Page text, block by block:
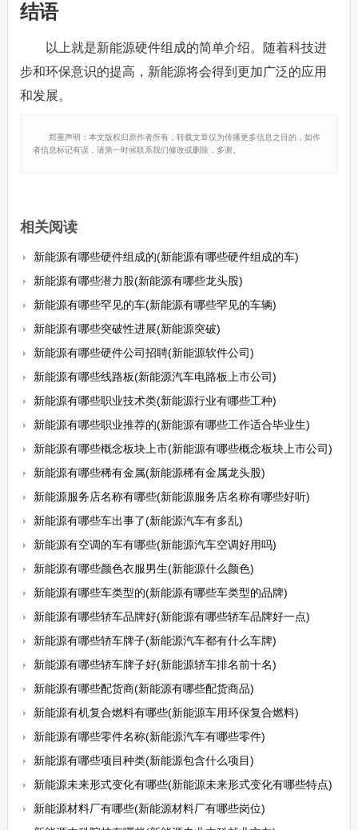
结语
以上就是新能源硬件组成的简单介绍。随着科技进
步和环保意识的提高，新能源将会得到更加广泛的应用
和发展。
郑重声明：本文版权归原作者所有，转载文章仅为传播更多信息之目的，如作
者信息标记有误，请第一时候联系我们修改或删除，多谢。
相关阅读
新能源有哪些硬件组成的(新能源有哪些硬件组成的车)
新能源有哪些潜力股(新能源有哪些龙头股)
新能源有哪些罕见的车(新能源有哪些罕见的车辆)
新能源有哪些突破性进展(新能源突破)
新能源有哪些硬件公司招聘(新能源软件公司)
新能源有哪些线路板(新能源汽车电路板上市公司)
新能源有哪些职业技术类(新能源行业有哪些工种)
新能源有哪些职业推荐的(新能源有哪些工作适合毕业生)
新能源有哪些概念板块上市(新能源有哪些概念板块上市公司)
新能源有哪些稀有金属(新能源稀有金属龙头股)
新能源服务店名称有哪些(新能源服务店名称有哪些好听)
新能源有哪些车出事了(新能源汽车有多乱)
新能源有空调的车有哪些(新能源汽车空调好用吗)
新能源有哪些颜色衣服男生(新能源什么颜色)
新能源有哪些车类型的(新能源有哪些车类型的品牌)
新能源有哪些轿车品牌好(新能源有哪些轿车品牌好一点)
新能源有哪些轿车牌子(新能源汽车都有什么车牌)
新能源有哪些轿车牌子好(新能源轿车排名前十名)
新能源有哪些配货商(新能源有哪些配货商品)
新能源有机复合燃料有哪些(新能源车用环保复合燃料)
新能源有哪些零件名称(新能源汽车有哪些零件)
新能源有哪些项目种类(新能源包含什么项目)
新能源未来形式变化有哪些(新能源未来形式变化有哪些特点)
新能源材料厂有哪些(新能源材料厂有哪些岗位)